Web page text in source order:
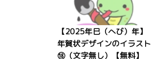
【2025年巳（へび）年】
年賀状デザインのイラスト
⑱（文字無し）【無料】